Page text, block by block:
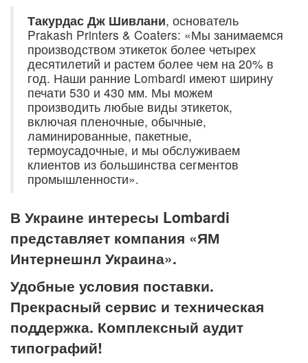
Такурдас Дж Шивлани, основатель
Prakash Printers & Coaters: «Мы занимаемся
производством этикеток более четырех
десятилетий и растем более чем на 20% в
год. Наши ранние Lombardi имеют ширину
печати 530 и 430 мм. Мы можем
производить любые виды этикеток,
включая пленочные, обычные,
ламинированные, пакетные,
термоусадочные, и мы обслуживаем
клиентов из большинства сегментов
промышленности».
В Украине интересы Lombardi
представляет компания «ЯМ
Интернешнл Украина».
Удобные условия поставки.
Прекрасный сервис и техническая
поддержка. Комплексный аудит
типографий!